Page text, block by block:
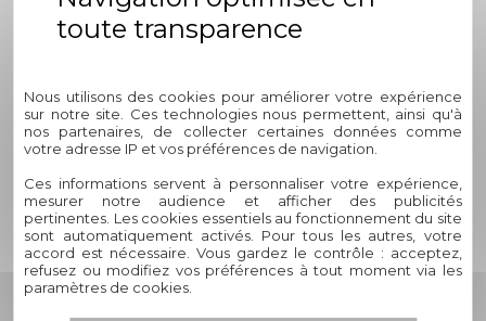
correspondant à vos besoins et à vos goûts.
apporte-t-il par rapport à d'autres
fournisseurs de volets en
aluminium ?
Circelli Habitat se distingue par son engagement envers la
qualité, l'excellence et la satisfaction client. Nos volets
battants en aluminium sont soigneusement sélectionnés
pour leur design sophistiqué, leur solidité remarquable et
leur facilité d'entretien. En choisissant Circelli Habitat, vous
Nous utilisons des cookies pour améliorer votre expérience
sur notre site. Ces technologies nous permettent, ainsi qu'à
nos partenaires, de collecter certaines données comme
votre adresse IP et vos préférences de navigation.
Ces informations servent à personnaliser votre expérience,
mesurer notre audience et afficher des publicités
pertinentes. Les cookies essentiels au fonctionnement du site
sont automatiquement activés. Pour tous les autres, votre
accord est nécessaire. Vous gardez le contrôle : acceptez,
refusez ou modifiez vos préférences à tout moment via les
paramètres de cookies.